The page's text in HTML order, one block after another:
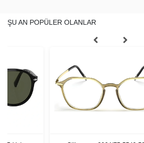
ŞU AN POPÜLER OLANLAR